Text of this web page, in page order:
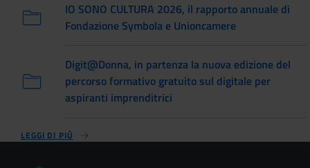
IO SONO CULTURA 2026, il rapporto annuale di
Fondazione Symbola e Unioncamere
Digit@Donna, in partenza la nuova edizione del
percorso formativo gratuito sul digitale per
aspiranti imprenditrici
LEGGI DI PIÙ